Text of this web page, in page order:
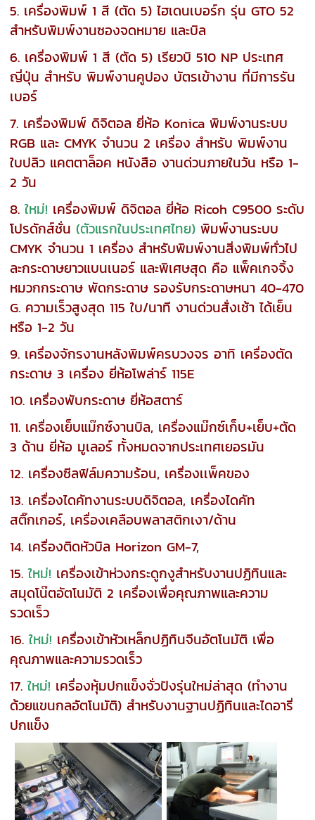
5. เครื่องพิมพ์ 1 สี (ตัด 5) ไฮเดนเบอร์ก รุ่น GTO 52
สำหรับพิมพ์งานซองจดหมาย และบิล
6. เครื่องพิมพ์ 1 สี (ตัด 5) เรียวบิ 510 NP ประเทศ
ญี่ปุ่น สำหรับ พิมพ์งานคูปอง บัตรเข้างาน ที่มีการรัน
เบอร์
7. เครื่องพิมพ์ ดิจิตอล ยี่ห้อ Konica พิมพ์งานระบบ
RGB และ CMYK จำนวน 2 เครื่อง สำหรับ พิมพ์งาน
ใบปลิว แคตตาล็อค หนังสือ งานด่วนภายในวัน หรือ 1-
2 วัน
8.ใหม่! เครื่องพิมพ์ ดิจิตอล ยี่ห้อ Ricoh C9500 ระดับ
โปรดักส์ชั่น(ตัวแรกในประเทศไทย) พิมพ์งานระบบ
CMYK จำนวน 1 เครื่อง สำหรับพิมพ์งานสิ่งพิมพ์ทั่วไป
ละกระดาษยาวแบนเนอร์ และพิเศษสุด คือ แพ็คเกจจิ้ง
หมวกกระดาษ พัดกระดาษ รองรับกระดาษหนา 40-470
G. ความเร็วสูงสุด 115 ใบ/นาที งานด่วนสั่งเช้า ได้เย็น
หรือ 1-2 วัน
9. เครื่องจักรงานหลังพิมพ์ครบวงจร อาทิ เครื่องตัด
กระดาษ 3 เครื่อง ยี่ห้อโพล่าร์ 115E
10. เครื่องพับกระดาษ ยี่ห้อสตาร์
11. เครื่องเย็บแม๊กซ์งานบิล, เครื่องแม๊กซ์เก็บ+เย็บ+ตัด
3 ด้าน ยี่ห้อ มูเลอร์ ทั้งหมดจากประเทศเยอรมัน
12. เครื่องซีลฟิล์มความร้อน, เครื่องเเพ็คของ
13. เครื่องไดคัทงานระบบดิจิตอล, เครื่องไดคัท
สติ๊กเกอร์, เครื่องเคลือบพลาสติกเงา/ด้าน
14. เครื่องติดหัวบิล Horizon GM-7,
15.ใหม่! เครื่องเข้าห่วงกระดูกงูสำหรับงานปฏิทินและ
สมุดโน๊ตอัตโนมัติ 2 เครื่องเพื่อคุณภาพและความ
รวดเร็ว
16.ใหม่! เครื่องเข้าหัวเหล็กปฏิทินจีนอัตโนมัติ เพื่อ
คุณภาพและความรวดเร็ว
17.ใหม่! เครื่องหุ้มปกแข็งจั่วปังรุ่นใหม่ล่าสุด (ทำงาน
ด้วยแขนกลอัตโนมัติ) สำหรับงานฐานปฏิทินและไดอารี่
ปกแข็ง